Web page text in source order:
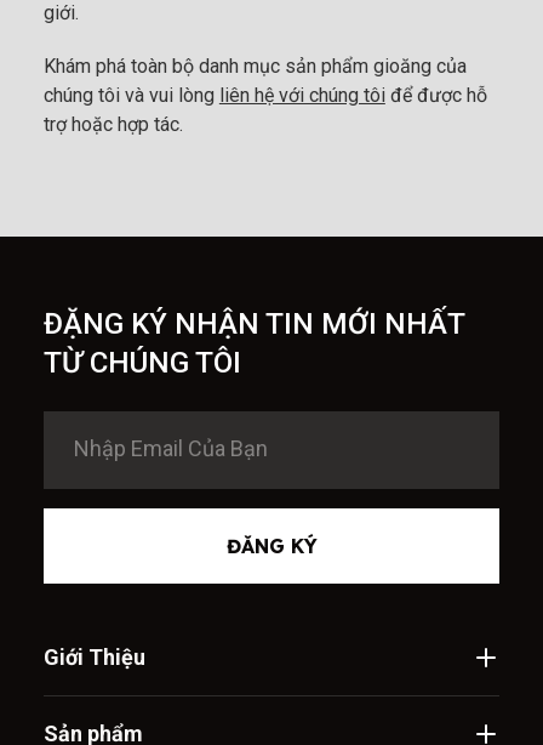
giới.
Khám phá toàn bộ danh mục sản phẩm gioăng của
chúng tôi và vui lòng liên hệ với chúng tôiđể được hỗ
trợ hoặc hợp tác.
ĐẶNG KÝ NHẬN TIN MỚI NHẤT
TỪ CHÚNG TÔI
ĐĂNG KÝ
Giới Thiệu
Sản phẩm